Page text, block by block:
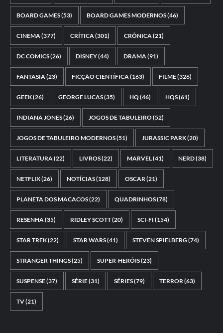
BOARD GAMES(53) BOARD GAMES MODERNOS(46)
CINEMA(377) CRÍTICA(301) CRÔNICA(21)
DC COMICS(26) DISNEY(44) DRAMA(91)
FANTASIA(23) FICÇÃO CIENTÍFICA(163) FILME(326)
GEEK(26) GEORGE LUCAS(35) HQ(46) HQS(61)
INDIANA JONES(26) JOGOS DE TABULEIRO(52)
JOGOS DE TABULEIRO MODERNOS(51) JURASSIC PARK(20)
LITERATURA(22) LIVROS(22) MARVEL(41) NERD(38)
NETFLIX(26) NOTÍCIAS(128) OSCAR(21)
PLANETA DOS MACACOS(22) QUADRINHOS(78)
RESENHA(35) RIDLEY SCOTT(20) SCI-FI (154)
STAR TREK(22) STAR WARS(41) STEVEN SPIELBERG (74)
STRANGER THINGS(25) SUPER-HERÓIS(23)
SUSPENSE(37) SÉRIE(31) SÉRIES(79) TERROR(63)
TV(21)